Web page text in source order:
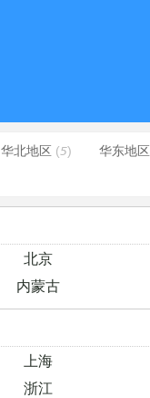
华北地区 (5) 华东地区
北京
内蒙古
上海
浙江